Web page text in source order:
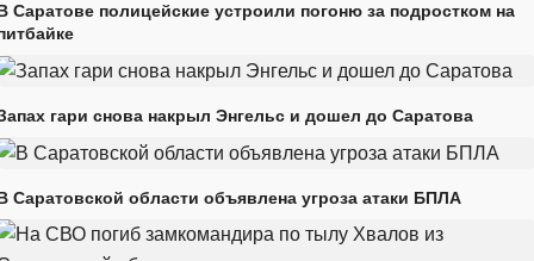
Саратове полицейские устроили погоню за подростком на
гари снова накрыл Энгельс и дошел до Саратова
Саратовской области объявлена угроза атаки БПЛА